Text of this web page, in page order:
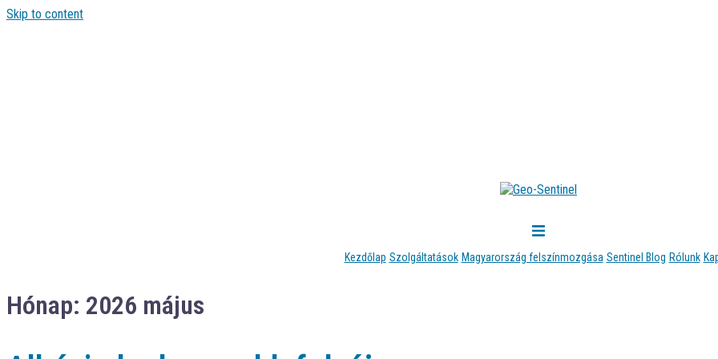
Skip to content
Kezdőlap Szolgáltatások Magyarország felszínmozgása Sentinel Blog Rólunk
Hónap: 2026 május